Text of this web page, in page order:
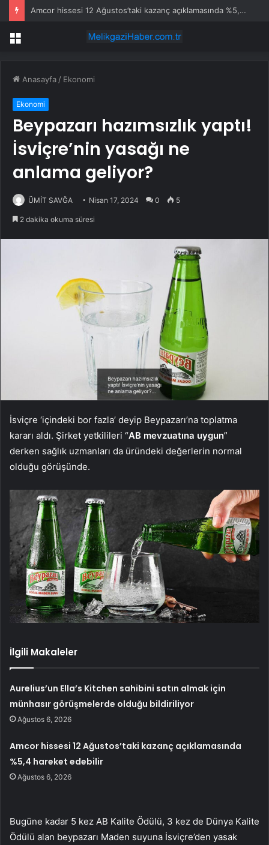
Amcor hissesi 12 Ağustos’taki kazanç açıklamasında %5,4 hareket edebilir
Menü
Anasayfa / Ekonomi
Ekonomi
Beypazarı hazımsızlık yaptı!
İsviçre’nin yasağı ne
anlama geliyor?
ÜMİT SAVĞA Nisan 17, 2024 0 5
2 dakika okuma süresi
İsviçre ‘içindeki bor fazla’ deyip Beypazarı’na toplatma
kararı aldı. Şirket yetkilileri “AB mevzuatına uygun”
derken sağlık uzmanları da üründeki değerlerin normal
olduğu görüşünde.
İlgili Makaleler
Aurelius’un Ella’s Kitchen sahibini satın almak için
münhasır görüşmelerde olduğu bildiriliyor
Ağustos 6, 2026
Amcor hissesi 12 Ağustos’taki kazanç açıklamasında
%5,4 hareket edebilir
Ağustos 6, 2026
Bugüne kadar 5 kez AB Kalite Ödülü, 3 kez de Dünya Kalite
Ödülü alan beypazarı Maden suyuna İsviçre’den yasak